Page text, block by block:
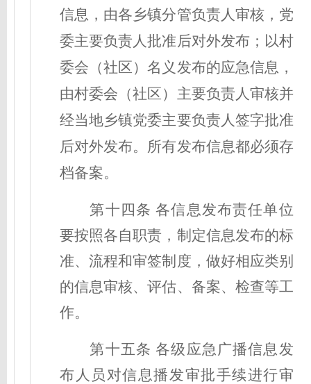
信息，由各乡镇分管负责人审核，党
委主要负责人批准后对外发布；以村
委会（社区）名义发布的应急信息，
由村委会（社区）主要负责人审核并
经当地乡镇党委主要负责人签字批准
后对外发布。所有发布信息都必须存
档备案。
第十四条 各信息发布责任单位
要按照各自职责，制定信息发布的标
准、流程和审签制度，做好相应类别
的信息审核、评估、备案、检查等工
作。
第十五条 各级应急广播信息发
布人员对信息播发审批手续进行审